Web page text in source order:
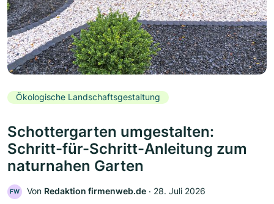
Ökologische Landschaftsgestaltung
Schottergarten umgestalten:
Schritt-für-Schritt-Anleitung zum
naturnahen Garten
FW Von Redaktion firmenweb.de ‧ 28. Juli 2026